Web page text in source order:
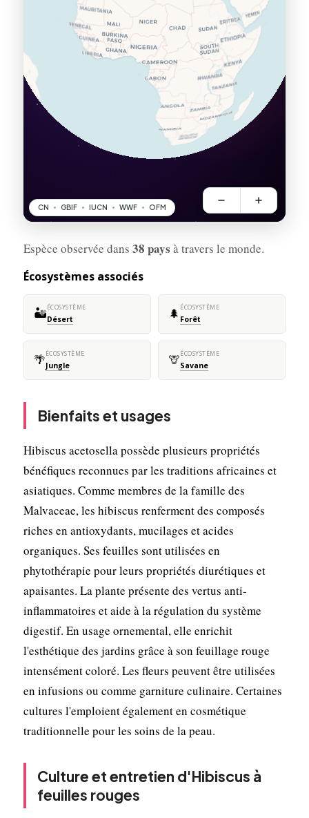
Espèce observée dans 38 pays à travers le monde.
Écosystèmes associés
🏜️ÉCOSYSTÈME
Désert 🌲 ÉCOSYSTÈME
Forêt
🌴ÉCOSYSTÈME
Jungle 🦒ÉCOSYSTÈME
Savane
Bienfaits et usages
Hibiscus acetosella possède plusieurs propriétés
bénéfiques reconnues par les traditions africaines et
asiatiques. Comme membres de la famille des
Malvaceae, les hibiscus renferment des composés
riches en antioxydants, mucilages et acides
organiques. Ses feuilles sont utilisées en
phytothérapie pour leurs propriétés diurétiques et
apaisantes. La plante présente des vertus anti-
inflammatoires et aide à la régulation du système
digestif. En usage ornemental, elle enrichit
l'esthétique des jardins grâce à son feuillage rouge
intensément coloré. Les fleurs peuvent être utilisées
en infusions ou comme garniture culinaire. Certaines
cultures l'emploient également en cosmétique
traditionnelle pour les soins de la peau.
Culture et entretien d'Hibiscus à
feuilles rouges